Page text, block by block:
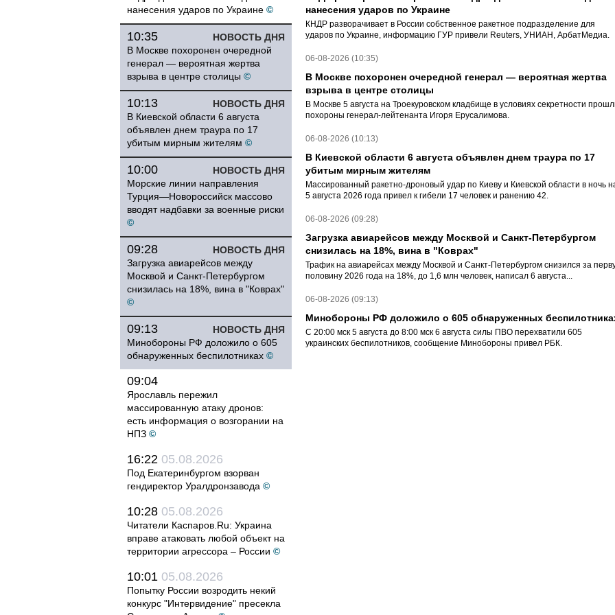
нанесения ударов по Украине ©
НОВОСТЬ ДНЯ
10:35
В Москве похоронен очередной
генерал — вероятная жертва
взрыва в центре столицы ©
НОВОСТЬ ДНЯ
10:13
В Киевской области 6 августа
объявлен днем траура по 17
убитым мирным жителям ©
НОВОСТЬ ДНЯ
10:00
Морские линии направления
Турция—Новороссийск массово
вводят надбавки за военные риски
©
НОВОСТЬ ДНЯ
09:28
Загрузка авиарейсов между
Москвой и Санкт-Петербургом
снизилась на 18%, вина в "Коврах"
©
НОВОСТЬ ДНЯ
09:13
Минобороны РФ доложило о 605
обнаруженных беспилотниках ©
09:04
Ярославль пережил
массированную атаку дронов:
есть информация о возгорании на
НПЗ ©
16:22 05.08.2026
Под Екатеринбургом взорван
гендиректор Уралдронзавода ©
10:28 05.08.2026
Читатели Каспаров.Ru: Украина
вправе атаковать любой объект на
территории агрессора – России ©
10:01 05.08.2026
Попытку России возродить некий
конкурс "Интервидение" пресекла
нанесения ударов по Украине
КНДР разворачивает в России собственное ракетное подразделение для
ударов по Украине, информацию ГУР привели Reuters, УНИАН, АрбатМедиа.
06-08-2026 (10:35)
В Москве похоронен очередной генерал — вероятная жертва
взрыва в центре столицы
В Москве 5 августа на Троекуровском кладбище в условиях секретности
похороны генерал-лейтенанта Игоря Ерусалимова.
06-08-2026 (10:13)
В Киевской области 6 августа объявлен днем траура по 17
убитым мирным жителям
Массированный ракетно-дроновый удар по Киеву и Киевской области в ночь
5 августа 2026 года привел к гибели 17 человек и ранению 42.
06-08-2026 (09:28)
Загрузка авиарейсов между Москвой и Санкт-Петербургом
снизилась на 18%, вина в "Коврах"
Трафик на авиарейсах между Москвой и Санкт-Петербургом снизился за
половину 2026 года на 18%, до 1,6 млн человек, написал 6 августа...
06-08-2026 (09:13)
Минобороны РФ доложило о 605 обнаруженных
С 20:00 мск 5 августа до 8:00 мск 6 августа силы ПВО перехватили 605
украинских беспилотников, сообщение Минобороны привел РБК.